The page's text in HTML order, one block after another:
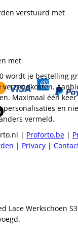
verstuurd met
met
wordt je bestelling
verzendkosten.
Maximaal één
personalisaties en
vermeld.
| Proforto.be |
| Privacy |
Lace Werkschoen